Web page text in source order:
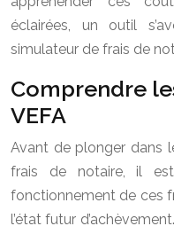
éclairées, un outil
simulateur de frais de
Comprendre
VEFA
Avant de plonger dans
frais de notaire, il
fonctionnement de ces
l’état futur